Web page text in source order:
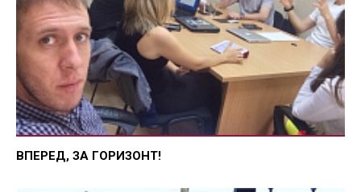
ВПЕРЕД, ЗА ГОРИЗОНТ!